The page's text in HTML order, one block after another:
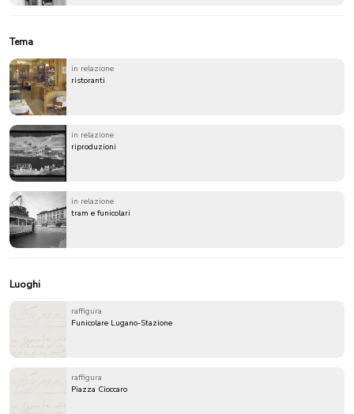
Tema
in relazione
ristoranti
in relazione
riproduzioni
in relazione
tram e funicolari
Luoghi
raffigura
Funicolare Lugano-Stazione
raffigura
Piazza Cioccaro